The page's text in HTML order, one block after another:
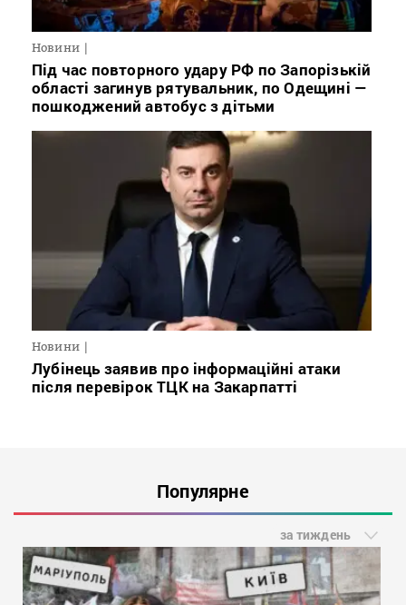
Новини
Під час повторного удару РФ по Запорізькій
області загинув рятувальник, по Одещині —
пошкоджений автобус з дітьми
Новини
Лубінець заявив про інформаційні атаки
після перевірок ТЦК на Закарпатті
Популярне
за тиждень